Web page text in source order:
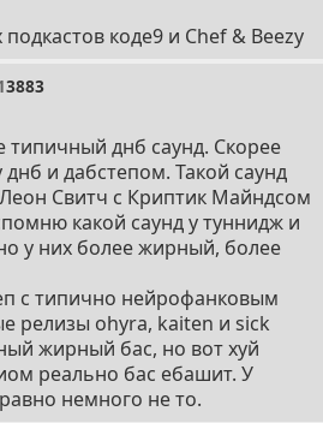
коде9 и Chef & Beezy
3883
типичный днб саунд. Скорее
и дабстепом. Такой саунд
Свитч с Криптик Майндсом
какой саунд у туннидж и
у них более жирный, более
с типично нейрофанковым
релизы ohyra, kaiten и sick
жирный бас, но вот хуй
реально бас ебашит. У
немного не то.